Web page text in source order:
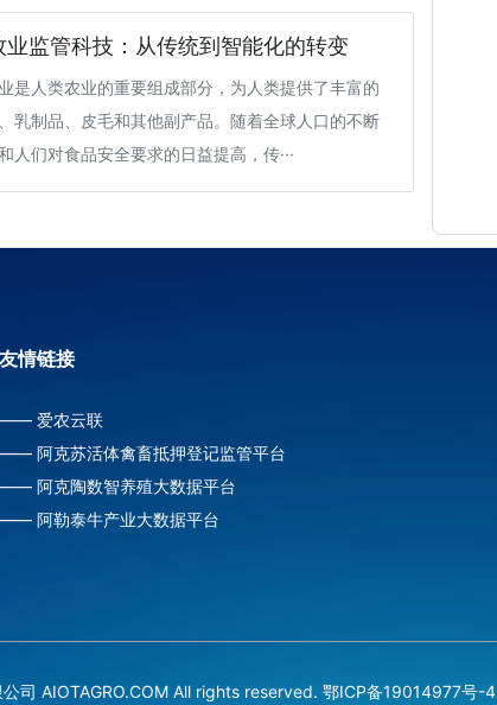
业监管科技：从传统到智能化的转变
是人类农业的重要组成部分，为人类提供了丰富的
乳制品、皮毛和其他副产品。随着全球人口的不断
人们对食品安全要求的日益提高，传···
友情链接
—— 爱农云联
—— 阿克苏活体禽畜抵押登记监管平台
—— 阿克陶数智养殖大数据平台
—— 阿勒泰牛产业大数据平台
司 AIOTAGRO.COM All rights reserved. 鄂ICP备19014977号-4